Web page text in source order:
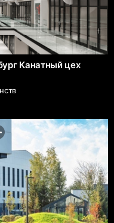
Канатный цех